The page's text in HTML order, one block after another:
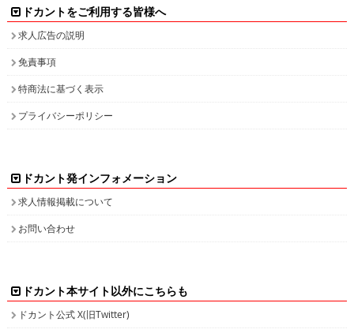
ドカントをご利用する皆様へ
求人広告の説明
免責事項
特商法に基づく表示
プライバシーポリシー
ドカント発インフォメーション
求人情報掲載について
お問い合わせ
ドカント本サイト以外にこちらも
ドカント公式 X(旧Twitter)